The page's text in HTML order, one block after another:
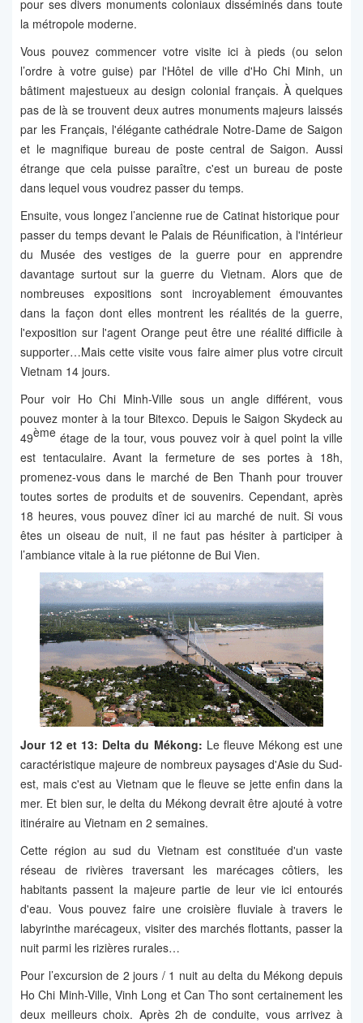
pour ses divers monuments coloniaux disséminés dans toute
la métropole moderne.
Vous pouvez commencer votre visite ici à pieds (ou selon
l’ordre à votre guise) par l'Hôtel de ville d'Ho Chi Minh, un
bâtiment majestueux au design colonial français. À quelques
pas de là se trouvent deux autres monuments majeurs laissés
par les Français, l'élégante cathédrale Notre-Dame de Saigon
et le magnifique bureau de poste central de Saigon. Aussi
étrange que cela puisse paraître, c'est un bureau de poste
dans lequel vous voudrez passer du temps.
Ensuite, vous longez l’ancienne rue de Catinat historique pour
passer du temps devant le Palais de Réunification, à l'intérieur
du Musée des vestiges de la guerre pour en apprendre
davantage surtout sur la guerre du Vietnam. Alors que de
nombreuses expositions sont incroyablement émouvantes
dans la façon dont elles montrent les réalités de la guerre,
l'exposition sur l'agent Orange peut être une réalité difficile à
supporter…Mais cette visite vous faire aimer plus votre circuit
Vietnam 14 jours.
Pour voir Ho Chi Minh-Ville sous un angle différent, vous
pouvez monter à la tour Bitexco. Depuis le Saigon Skydeck au
49ème étage de la tour, vous pouvez voir à quel point la ville
est tentaculaire. Avant la fermeture de ses portes à 18h,
promenez-vous dans le marché de Ben Thanh pour trouver
toutes sortes de produits et de souvenirs. Cependant, après
18 heures, vous pouvez dîner ici au marché de nuit. Si vous
êtes un oiseau de nuit, il ne faut pas hésiter à participer à
l’ambiance vitale à la rue piétonne de Bui Vien.
Jour 12 et 13: Delta du Mékong: Le fleuve Mékong est une
caractéristique majeure de nombreux paysages d'Asie du Sud-
est, mais c'est au Vietnam que le fleuve se jette enfin dans la
mer. Et bien sur, le delta du Mékong devrait être ajouté à votre
itinéraire au Vietnam en 2 semaines.
Cette région au sud du Vietnam est constituée d'un vaste
réseau de rivières traversant les marécages côtiers, les
habitants passent la majeure partie de leur vie ici entourés
d'eau. Vous pouvez faire une croisière fluviale à travers le
labyrinthe marécageux, visiter des marchés flottants, passer la
nuit parmi les rizières rurales…
Pour l’excursion de 2 jours / 1 nuit au delta du Mékong depuis
Ho Chi Minh-Ville, Vinh Long et Can Tho sont certainement les
deux meilleurs choix. Après 2h de conduite, vous arrivez à